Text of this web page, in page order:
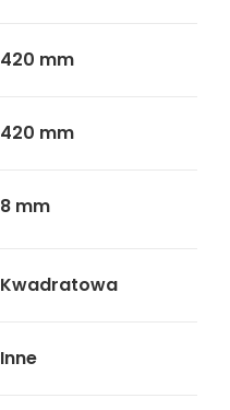
420 mm
420 mm
8 mm
Kwadratowa
Inne